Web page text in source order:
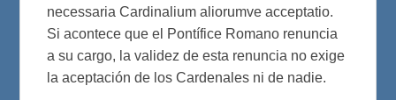
necessaria Cardinalium aliorumve acceptatio.
Si acontece que el Pontífice Romano renuncia
a su cargo, la validez de esta renuncia no exige
la aceptación de los Cardenales ni de nadie.